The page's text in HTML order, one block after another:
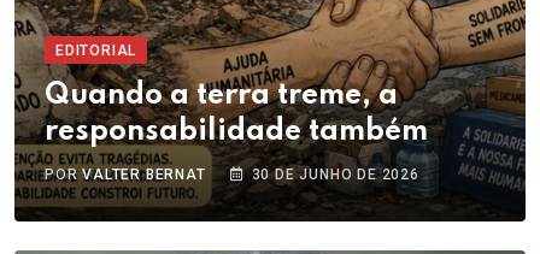
EDITORIAL
Quando a terra treme, a
responsabilidade também
PORVALTER BERNAT 30 DE JUNHO DE 2026